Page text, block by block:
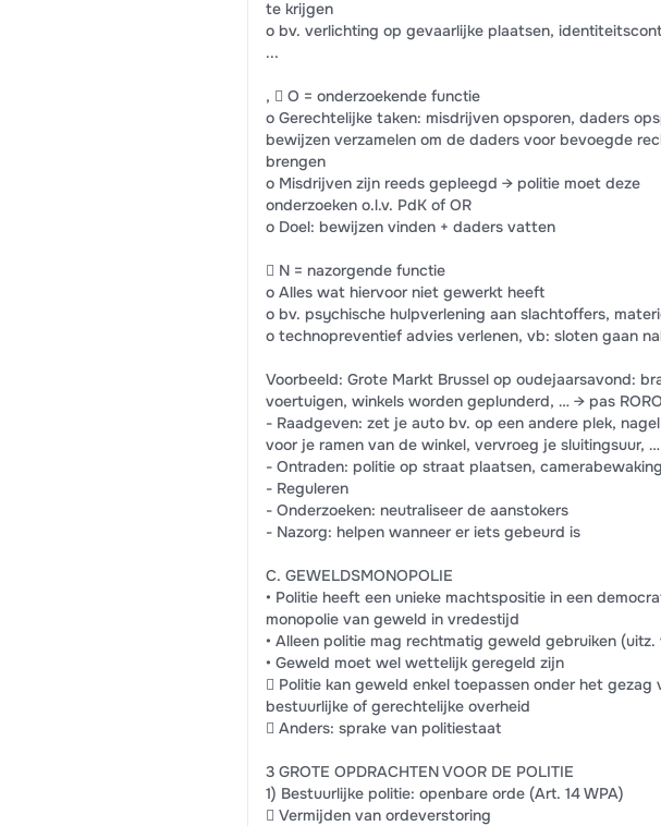
te krijgen
o bv. verlichting op gevaarlijke plaatsen,
...
,  O = onderzoekende functie
o Gerechtelijke taken: misdrijven opsporen, daders
bewijzen verzamelen om de daders voor bevoegde
brengen
o Misdrijven zijn reeds gepleegd → politie moet deze
onderzoeken o.l.v. PdK of OR
o Doel: bewijzen vinden + daders vatten
 N = nazorgende functie
o Alles wat hiervoor niet gewerkt heeft
o bv. psychische hulpverlening aan slachtoffers,
o technopreventief advies verlenen, vb: sloten gaan
Voorbeeld: Grote Markt Brussel op oudejaarsavond:
voertuigen, winkels worden geplunderd, … → pas
- Raadgeven: zet je auto bv. op een andere plek,
voor je ramen van de winkel, vervroeg je sluitingsuur, …
- Ontraden: politie op straat plaatsen,
- Reguleren
- Onderzoeken: neutraliseer de aanstokers
- Nazorg: helpen wanneer er iets gebeurd is
C. GEWELDSMONOPOLIE
• Politie heeft een unieke machtspositie in een
monopolie van geweld in vredestijd
• Alleen politie mag rechtmatig geweld gebruiken
• Geweld moet wel wettelijk geregeld zijn
 Politie kan geweld enkel toepassen onder het gezag
bestuurlijke of gerechtelijke overheid
 Anders: sprake van politiestaat
3 GROTE OPDRACHTEN VOOR DE POLITIE
1) Bestuurlijke politie: openbare orde (Art. 14 WPA)
 Vermijden van ordeverstoring